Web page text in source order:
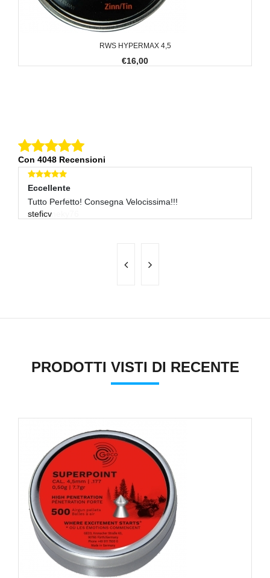
RWS HYPERMAX 4,5
€16,00
Con 4048 Recensioni
Eccellente
Tutto Perfetto! Consegna Velocissima!!!
steficv
PRODOTTI VISTI DI RECENTE